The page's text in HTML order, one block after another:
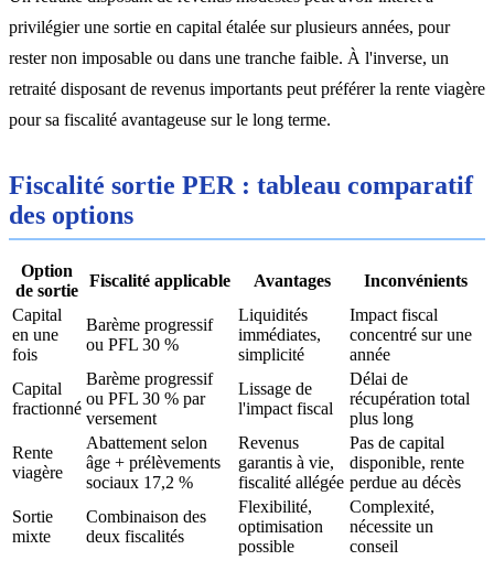
privilégier une sortie en capital étalée sur plusieurs années, pour
rester non imposable ou dans une tranche faible. À l'inverse, un
retraité disposant de revenus importants peut préférer la rente viagère
pour sa fiscalité avantageuse sur le long terme.
Fiscalité sortie PER : tableau comparatif
des options
Option
de sortie
Fiscalité applicable Avantages
Inconvénients
Capital
en une
fois
Barème progressif
ou PFL 30 %
Liquidités
immédiates,
simplicité
Impact fiscal
concentré sur une
année
Capital
fractionné
Barème progressif
ou PFL 30 % par
versement
Lissage de
l'impact fiscal
Délai de
récupération total
plus long
Rente
viagère
Abattement selon
âge + prélèvements
sociaux 17,2 %
Revenus
garantis à vie,
fiscalité allégée
Pas de capital
disponible, rente
perdue au décès
Sortie
mixte
Combinaison des
deux fiscalités
Flexibilité,
optimisation
possible
Complexité,
nécessite un
conseil